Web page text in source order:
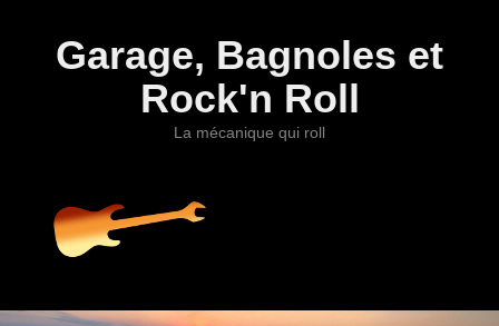
Garage, Bagnoles et
Rock'n Roll
La mécanique qui roll